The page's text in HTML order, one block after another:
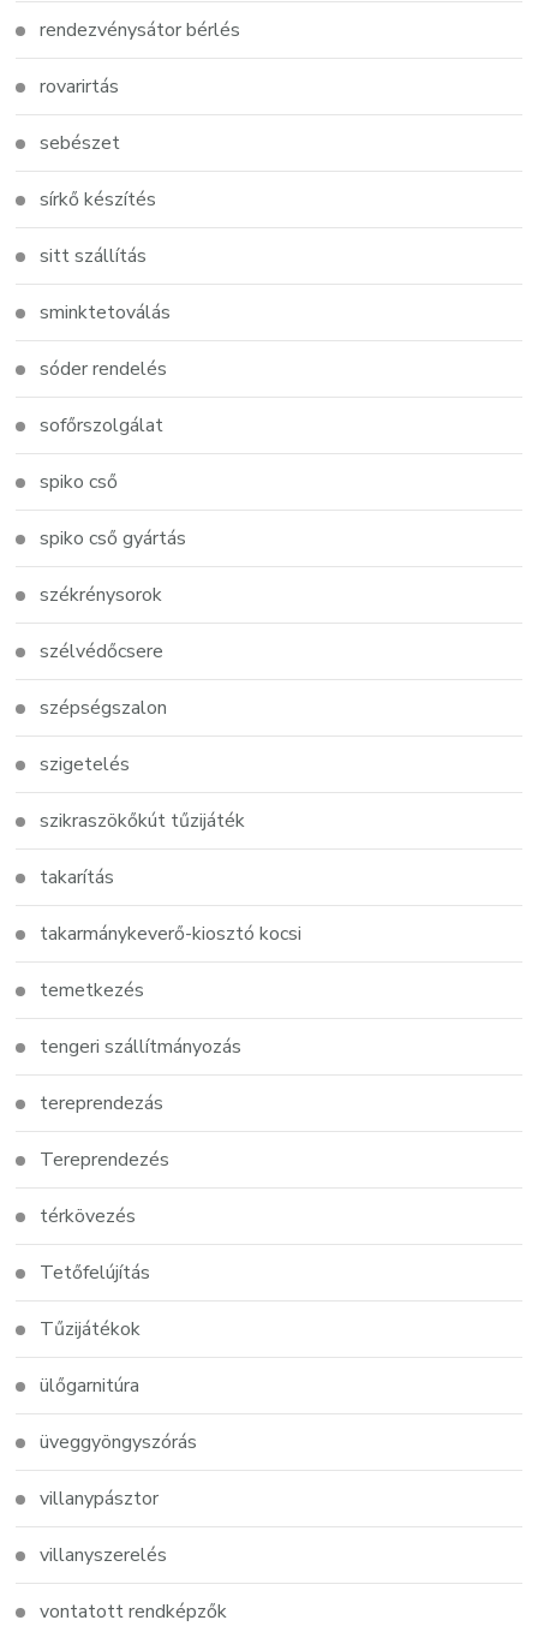
rendezvénysátor bérlés
rovarirtás
sebészet
sírkő készítés
sitt szállítás
sminktetoválás
sóder rendelés
sofőrszolgálat
spiko cső
spiko cső gyártás
székrénysorok
szélvédőcsere
szépségszalon
szigetelés
szikraszökőkút tűzijáték
takarítás
takarmánykeverő-kiosztó kocsi
temetkezés
tengeri szállítmányozás
tereprendezás
Tereprendezés
térkövezés
Tetőfelújítás
Tűzijátékok
ülőgarnitúra
üveggyöngyszórás
villanypásztor
villanyszerelés
vontatott rendképzők